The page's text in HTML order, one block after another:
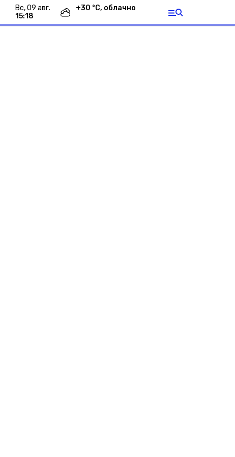
вс, 09 авг.
15:18
+30 °С, облачно